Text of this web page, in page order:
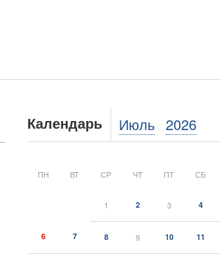
Календарь Июль 2026
ПН ВТ СР ЧТ ПТ СБ
1 2 3 4
6 7 8 9 10 11